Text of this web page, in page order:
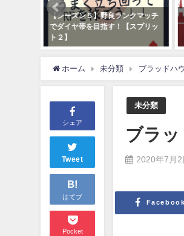
【シーズン５】野良ランクマッチ
でダイヤ帯を目指す！【スプリッ
ト２】
ホーム 未分類 ブラッドハ
シェア
Tweet
B!
はてブ
Pocket
未分類
ブラ
2020年7月2
Facebook